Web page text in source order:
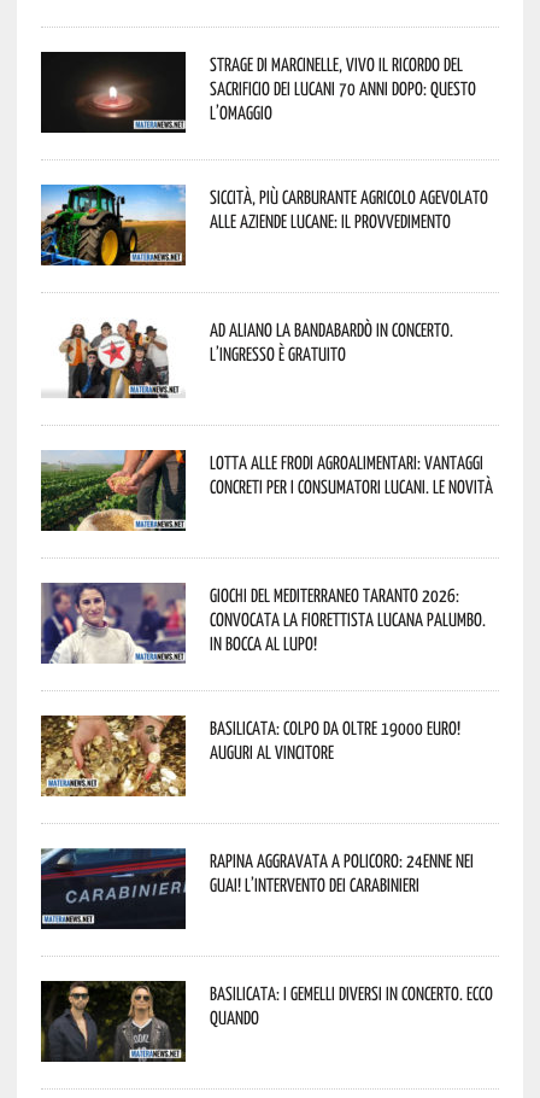
Strage di Marcinelle, vivo il ricordo del
sacrificio dei lucani 70 anni dopo: questo
l’omaggio
Siccità, più carburante agricolo agevolato
alle aziende lucane: il provvedimento
Ad Aliano la Bandabardò in concerto.
L’ingresso è gratuito
Lotta alle frodi agroalimentari: vantaggi
concreti per i consumatori lucani. Le novità
Giochi del Mediterraneo Taranto 2026:
convocata la fiorettista lucana Palumbo.
In bocca al lupo!
Basilicata: colpo da oltre 19000 Euro!
Auguri al vincitore
Rapina aggravata a Policoro: 24enne nei
guai! L’intervento dei Carabinieri
Basilicata: i Gemelli DiVersi in concerto. Ecco
quando